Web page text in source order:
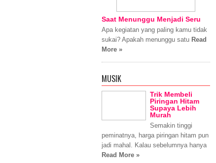
Saat Menunggu Menjadi Seru
Apa kegiatan yang paling kamu tidak
sukai? Apakah menunggu satu Read
More »
MUSIK
Trik Membeli
Piringan Hitam
Supaya Lebih
Murah
Semakin tinggi
peminatnya, harga piringan hitam pun
jadi mahal. Kalau sebelumnya hanya
Read More »